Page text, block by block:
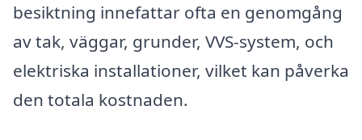
besiktning innefattar ofta en genomgång
av tak, väggar, grunder, VVS-system, och
elektriska installationer, vilket kan påverka
den totala kostnaden.